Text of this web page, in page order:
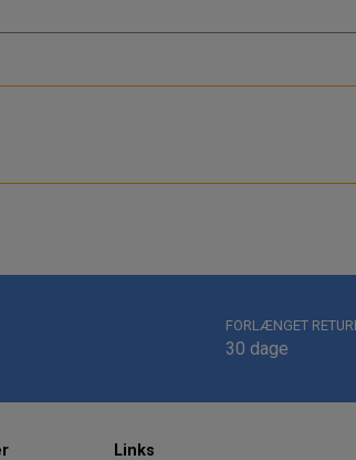
FORLÆNGET
30 dage
Links